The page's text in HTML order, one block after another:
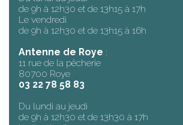
de 9h à 12h30 et de 13h15 à 17h
Le vendredi
de 9h à 12h30 et de 13h15 à 16h
Antenne de Roye :
11 rue de la pêcherie
80700 Roye
03 22 78 58 83
Du lundi au jeudi
de 9h à 12h30 et de 13h30 à 17h